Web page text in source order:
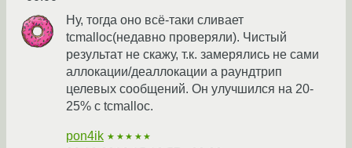
Ну, тогда оно всё-таки сливает
tcmalloc(недавно проверяли). Чистый
результат не скажу, т.к. замерялись не сами
аллокации/деаллокации а раундтрип
целевых сообщений. Он улучшился на 20-
25% с tcmalloc.
pon4ik ★★★★★